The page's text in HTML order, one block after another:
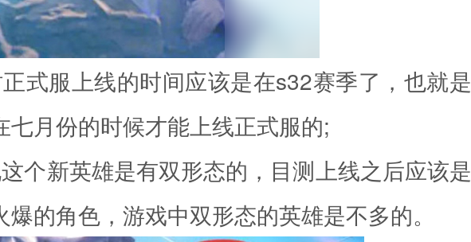
式服上线的时间应该是在s32赛季了，也就是
七月份的时候才能上线正式服的;
个新英雄是有双形态的，目测上线之后应该是
爆的角色，游戏中双形态的英雄是不多的。